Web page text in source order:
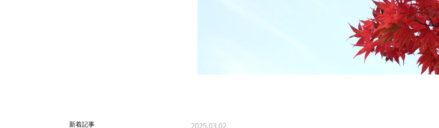
新着記事 2025.03.02